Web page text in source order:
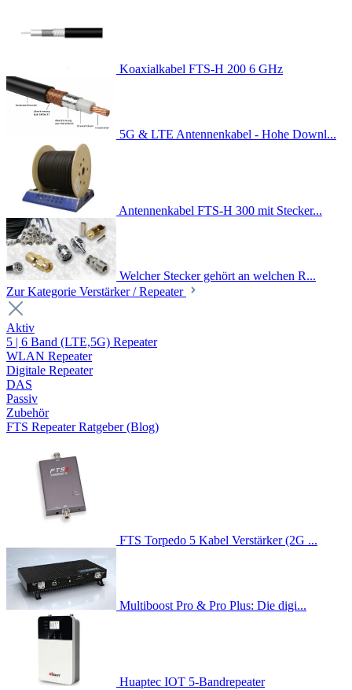
Koaxialkabel FTS-H 200 6 GHz
5G & LTE Antennenkabel - Hohe Downl...
Antennenkabel FTS-H 300 mit Stecker...
Welcher Stecker gehört an welchen R...
Zur Kategorie Verstärker / Repeater
Aktiv
5 | 6 Band (LTE,5G) Repeater
WLAN Repeater
Digitale Repeater
DAS
Passiv
Zubehör
FTS Repeater Ratgeber (Blog)
FTS Torpedo 5 Kabel Verstärker (2G ...
Multiboost Pro & Pro Plus: Die digi...
Huaptec IOT 5-Bandrepeater